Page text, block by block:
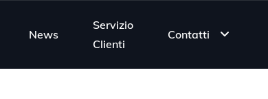
News
Servizio
Clienti
Contatti